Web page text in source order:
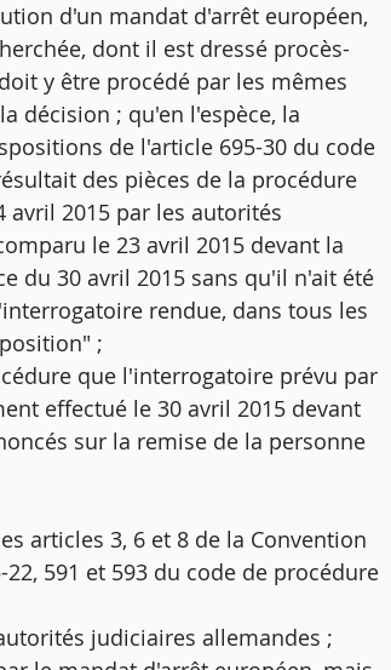
d'un mandat d'arrêt européen,
dont il est dressé procès-
y être procédé par les mêmes
décision ; qu'en l'espèce, la
de l'article 695-30 du code
des pièces de la procédure
2015 par les autorités
le 23 avril 2015 devant la
du 30 avril 2015 sans qu'il n'ait été
rendue, dans tous les
;
que l'interrogatoire prévu par
effectué le 30 avril 2015 devant
sur la remise de la personne
articles 3, 6 et 8 de la Convention
591 et 593 du code de procédure
judiciaires allemandes ;